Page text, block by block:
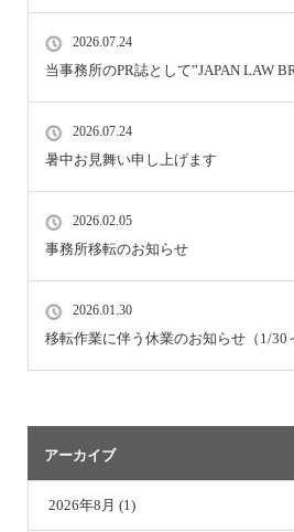
2026.07.24
当事務所のPR誌として”JAPAN LAW
2026.07.24
暑中お見舞い申し上げます
2026.02.05
事務所移転のお知らせ
2026.01.30
移転作業に伴う休業のお知らせ（1/30
アーカイブ
2026年8月 (1)